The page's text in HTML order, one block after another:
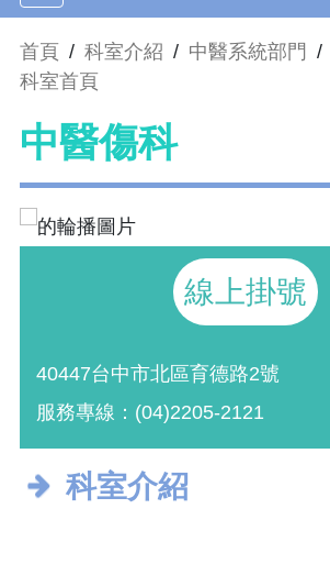
首頁 / 科室介紹 / 中醫系統部門 /
科室首頁
中醫傷科
線上掛號
40447台中市北區育德路2號
服務專線：(04)2205-2121
科室介紹